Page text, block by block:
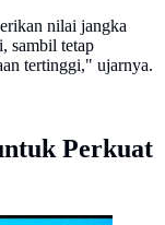
nilai jangka
sambil tetap
tertinggi," ujarnya.
Perkuat